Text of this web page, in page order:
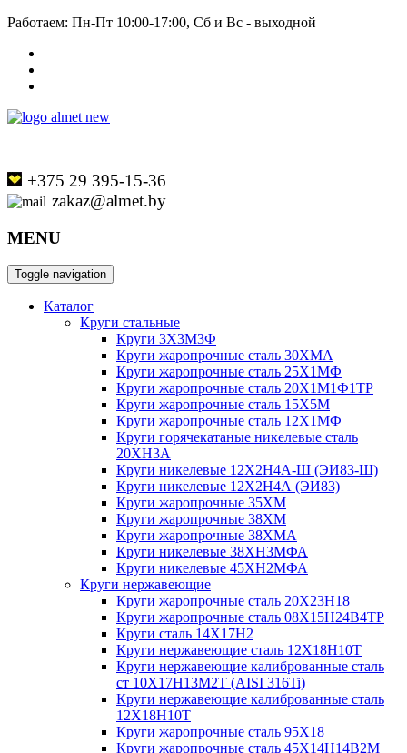
Работаем: Пн-Пт 10:00-17:00, Сб и Вс - выходной
+375 29 395-15-36
zakaz@almet.by
MENU
Toggle navigation
Каталог
Круги стальные
Круги 3Х3М3Ф
Круги жаропрочные сталь 30ХМА
Круги жаропрочные сталь 25Х1МФ
Круги жаропрочные сталь 20Х1М1Ф1ТР
Круги жаропрочные сталь 15Х5М
Круги жаропрочные сталь 12Х1МФ
Круги горячекатаные никелевые сталь
20ХН3А
Круги никелевые 12Х2Н4А-Ш (ЭИ83-Ш)
Круги никелевые 12Х2Н4А (ЭИ83)
Круги жаропрочные 35ХМ
Круги жаропрочные 38ХМ
Круги жаропрочные 38ХМА
Круги никелевые 38XH3MФА
Круги никелевые 45ХН2МФА
Круги нержавеющие
Круги жаропрочные сталь 20Х23Н18
Круги жаропрочные сталь 08Х15Н24В4ТР
Круги сталь 14Х17Н2
Круги нержавеющие сталь 12Х18Н10Т
Круги нержавеющие калиброванные сталь
ст 10Х17Н13М2Т (AISI 316Ti)
Круги нержавеющие калиброванные сталь
12Х18Н10Т
Круги жаропрочные сталь 95Х18
Круги жаропрочные сталь 45Х14Н14В2М